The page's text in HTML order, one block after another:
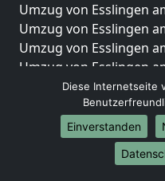
Umzug von Esslingen
Umzug von Esslingen
Umzug von Esslingen
Umzug von Esslingen
Internationale-
Umzug von Esslingen
Umzug von Esslingen
Diese Internetseite
Einverstanden